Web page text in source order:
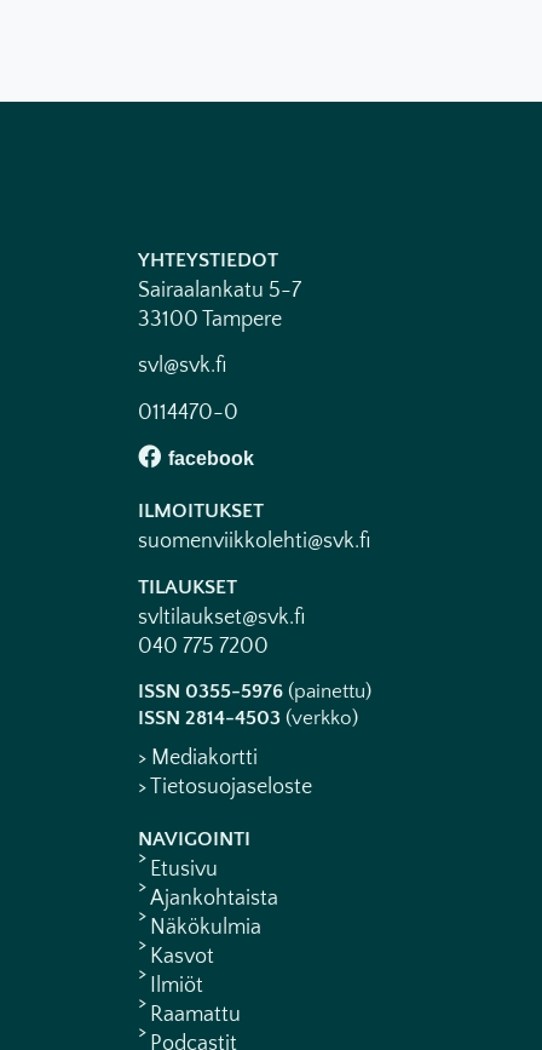
YHTEYSTIEDOT
Sairaalankatu 5-7
33100 Tampere
svl@svk.fi
0114470-0
ILMOITUKSET
suomenviikkolehti@svk.fi
TILAUKSET
svltilaukset@svk.fi
040 775 7200
ISSN 0355-5976 (painettu)
ISSN 2814-4503 (verkko)
> Mediakortti
> Tietosuojaseloste
NAVIGOINTI
Etusivu
Ajankohtaista
Näkökulmia
Kasvot
Ilmiöt
Raamattu
Podcastit